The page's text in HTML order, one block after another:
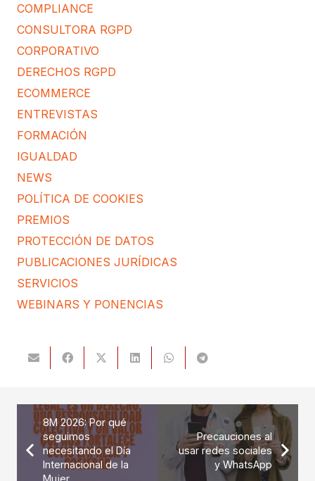
COMPLIANCE
CONSULTORA RGPD
CORPORATIVO
DERECHOS RGPD
ECOMMERCE
ENTREVISTAS
FORMACIÓN
IGUALDAD
NEWS
POLÍTICA DE COOKIES
PREMIOS
PROTECCIÓN DE DATOS
PUBLICACIONES JURÍDICAS
SERVICIOS
WEBINARS Y PONENCIAS
8M 2026: Por qué
seguimos
necesitando el Día
Internacional de la
Mujer
Precauciones al
usar redes sociales
y WhatsApp